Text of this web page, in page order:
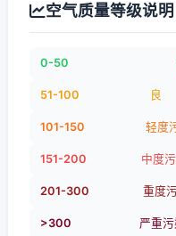
空气质量等级说明
0-50
51-100 良
101-150 轻度
151-200 中度
201-300 重度
>300 严重